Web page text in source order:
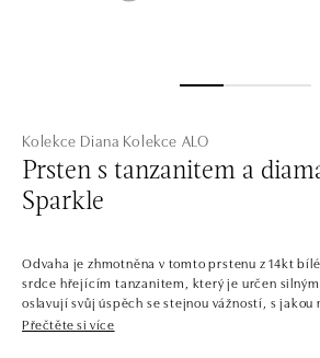
Kolekce Diana Kolekce ALO
Prsten s tanzanitem a
Sparkle
Odvaha je zhmotněna v tomto prstenu z 14kt
srdce hřejícím tanzanitem, který je určen
oslavují svůj úspěch se stejnou vážností, s jakou
součástí kolekce Diana.
Přečtěte si více